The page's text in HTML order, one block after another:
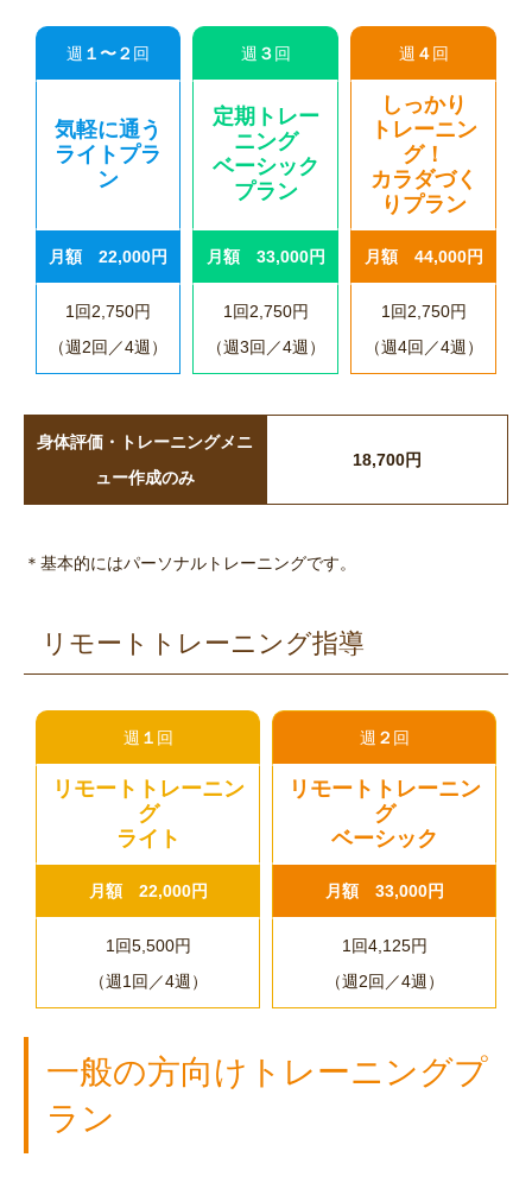
週 １〜２ 回 週 ３回 週 ４回
気軽に通う
ライトプラ
ン
定期トレー
ニング
ベーシック
プラン
しっかり
トレーニン
グ！
カラダづく
りプラン
月額 22,000円 月額 33,000円 月額 44,000円
1回2,750円
（週2回／4週）
1回2,750円
（週3回／4週）
1回2,750円
（週4回／4週）
身体評価・トレーニングメニ
ュー作成のみ
18,700円
＊基本的にはパーソナルトレーニングです。
リモートトレーニング指導
週 １ 回 週 ２ 回
リモートトレーニン
グ
ライト
リモートトレーニン
グ
ベーシック
月額 22,000円 月額 33,000円
1回5,500円
（週1回／4週）
1回4,125円
（週2回／4週）
一般の方向けトレーニングプ
ラン